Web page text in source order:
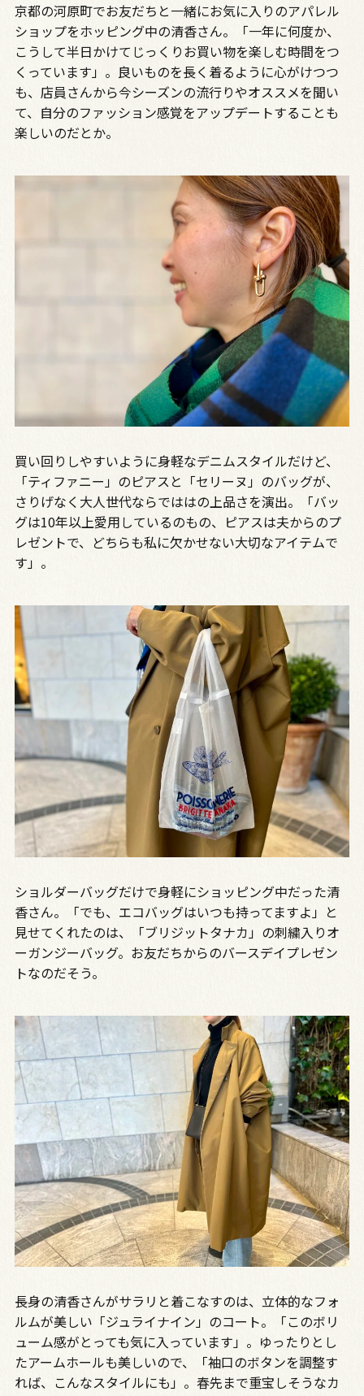
京都の河原町でお友だちと一緒にお気に入りのアパレル
ショップをホッピング中の清香さん。「一年に何度か、
こうして半日かけてじっくりお買い物を楽しむ時間をつ
くっています」。良いものを長く着るように心がけつつ
も、店員さんから今シーズンの流行りやオススメを聞い
て、自分のファッション感覚をアップデートすることも
楽しいのだとか。
買い回りしやすいように身軽なデニムスタイルだけど、
「ティファニー」のピアスと「セリーヌ」のバッグが、
さりげなく大人世代ならでははの上品さを演出。「バッ
グは10年以上愛用しているのもの、ピアスは夫からのプ
レゼントで、どちらも私に欠かせない大切なアイテムで
す」。
ショルダーバッグだけで身軽にショッピング中だった清
香さん。「でも、エコバッグはいつも持ってますよ」と
見せてくれたのは、「ブリジットタナカ」の刺繍入りオ
ーガンジーバッグ。お友だちからのバースデイプレゼン
トなのだそう。
長身の清香さんがサラリと着こなすのは、立体的なフォ
ルムが美しい「ジュライナイン」のコート。「このボリ
ューム感がとっても気に入っています」。ゆったりとし
たアームホールも美しいので、「袖口のボタンを調整す
れば、こんなスタイルにも」。春先まで重宝しそうなカ